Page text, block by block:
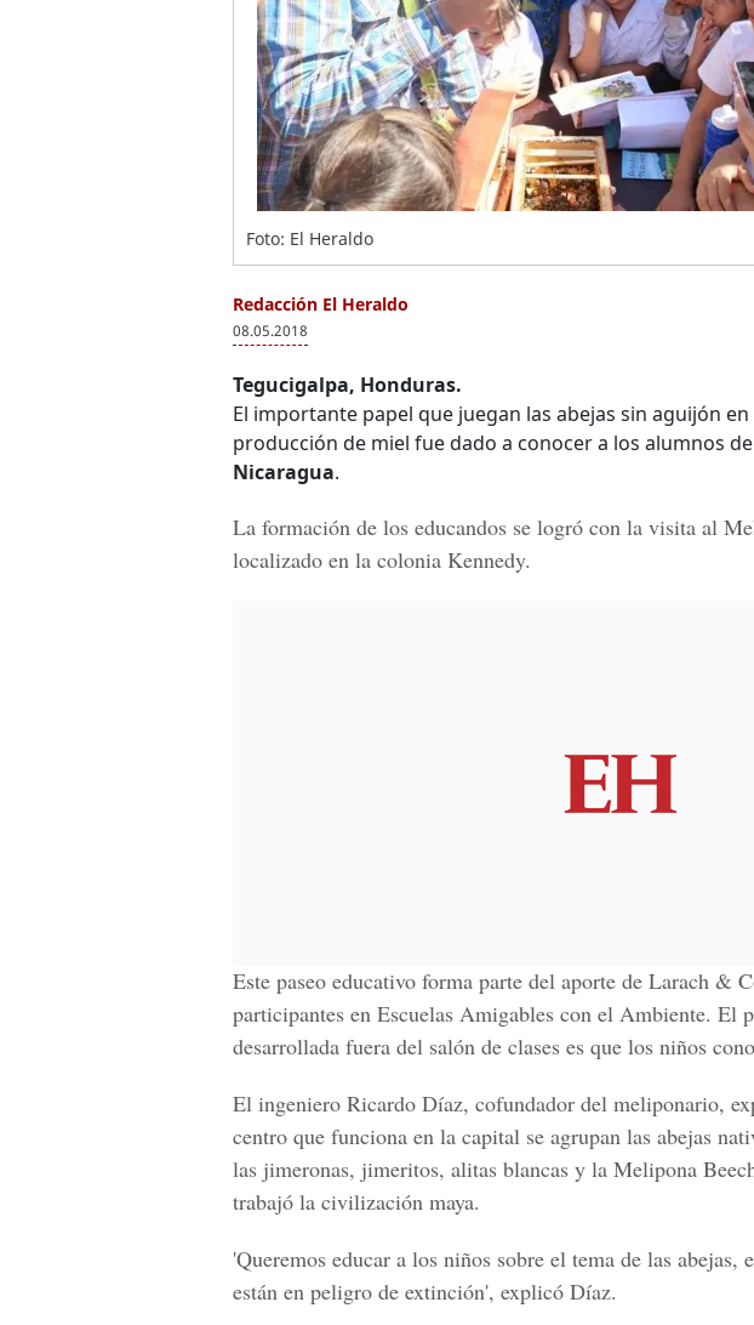
Foto: El Heraldo
Redacción El Heraldo
08.05.2018
Tegucigalpa, Honduras.
El importante papel que juegan las abejas sin aguijón
producción de miel fue dado a conocer a los alumnos
Nicaragua.
La formación de los educandos se logró con la visita al
localizado en la colonia Kennedy.
Este paseo educativo forma parte del aporte de Larach &
participantes en Escuelas Amigables con el Ambiente. El
desarrollada fuera del salón de clases es que los niños
El ingeniero Ricardo Díaz, cofundador del meliponario,
centro que funciona en la capital se agrupan las abejas
las jimeronas, jimeritos, alitas blancas y la Melipona
trabajó la civilización maya.
'Queremos educar a los niños sobre el tema de las abejas,
están en peligro de extinción', explicó Díaz.